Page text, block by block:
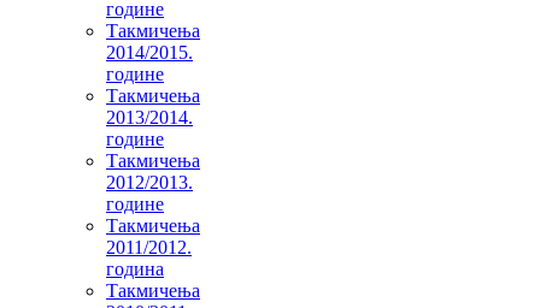
године
Такмичења
2014/2015.
године
Такмичења
2013/2014.
године
Такмичења
2012/2013.
године
Такмичења
2011/2012.
година
Такмичења